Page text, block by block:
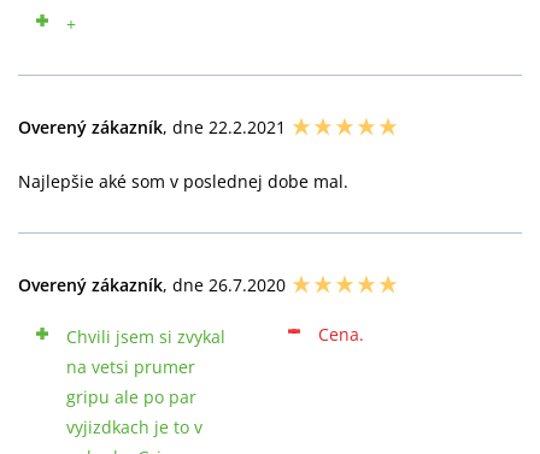
+
Overený zákazník, dne 22.2.2021
Najlepšie aké som v poslednej dobe mal.
Overený zákazník, dne 26.7.2020
Chvili jsem si zvykal
na vetsi prumer
gripu ale po par
vyjizdkach je to v
Cena.